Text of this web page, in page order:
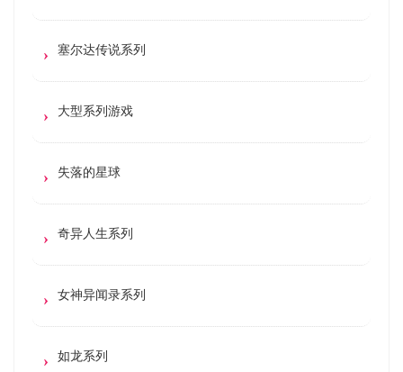
塞尔达传说系列
大型系列游戏
失落的星球
奇异人生系列
女神异闻录系列
如龙系列